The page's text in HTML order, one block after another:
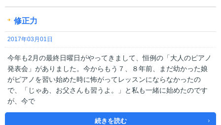
修正力
2017年03月01日
今年も2月の最終日曜日がやってきまして、恒例の「大人のピアノ
発表会」がありました。今からもう７、８年前、まだ幼かった娘
がピアノを習い始めた時に怖がってレッスンにならなかったの
で、「じゃあ、お父さんも習うよ。」と私も一緒に始めたのです
が、今で
続きを読む